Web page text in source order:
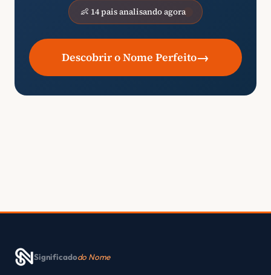
👶 14 pais analisando agora
Descobrir o Nome Perfeito→
Significadodo Nome